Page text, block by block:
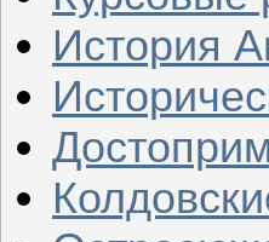
История